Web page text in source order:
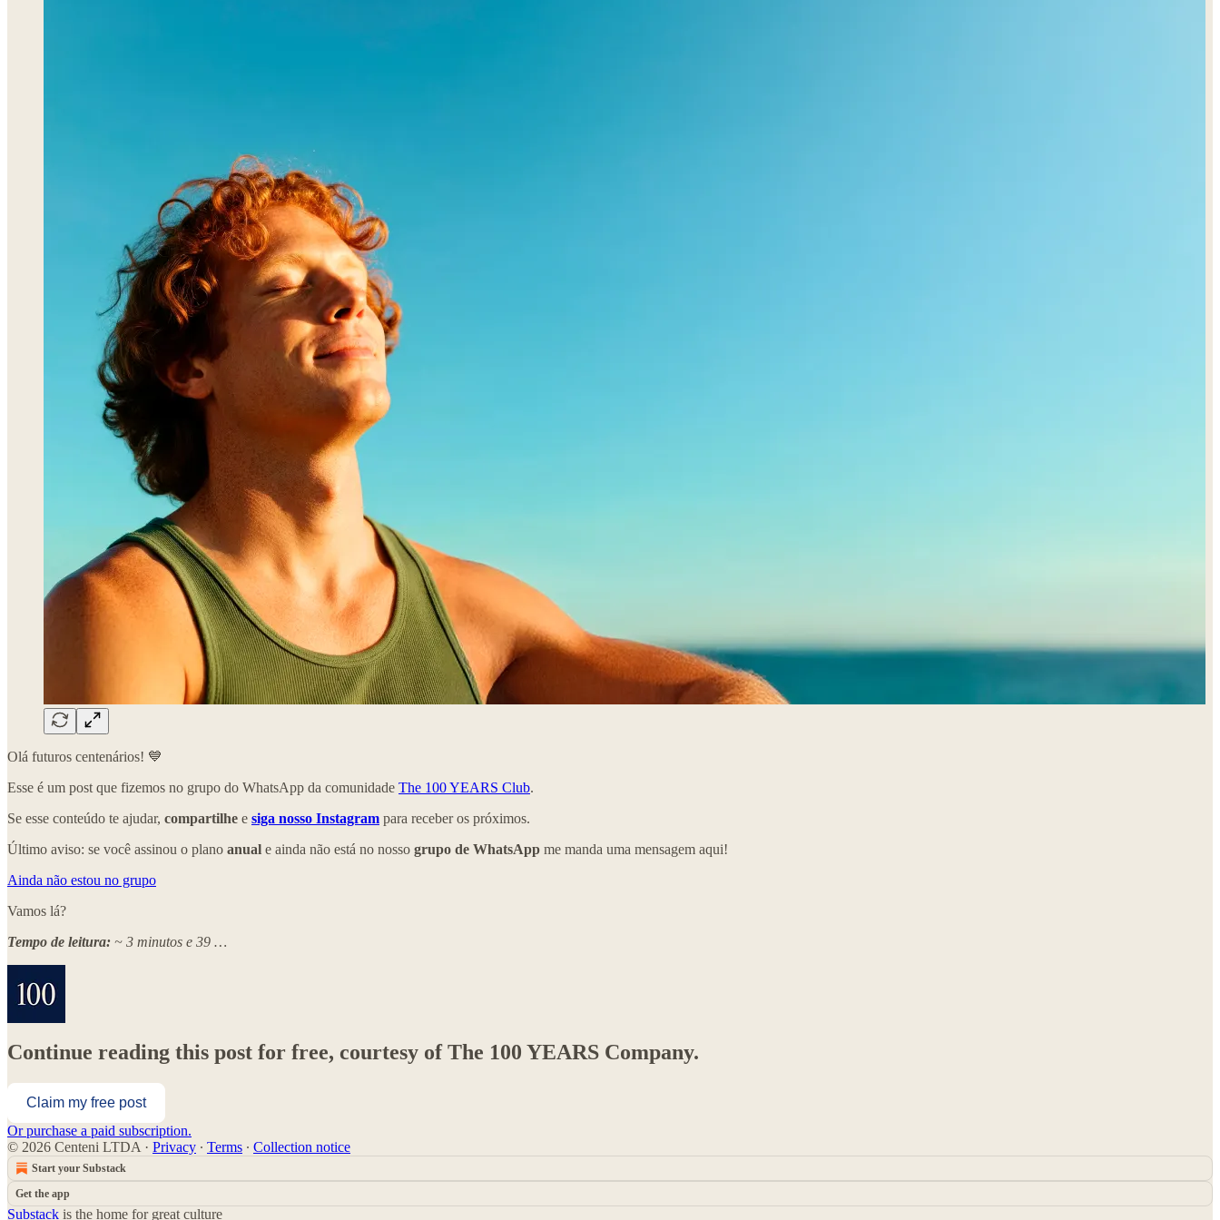
Olá futuros centenários! 💙
Esse é um post que fizemos no grupo do WhatsApp da comunidade The 100 YEARS Club.
Se esse conteúdo te ajudar, compartilhe e siga nosso Instagram para receber os próximos.
Último aviso: se você assinou o plano anual e ainda não está no nosso grupo de WhatsApp me manda uma mensagem aqui!
Ainda não estou no grupo
Vamos lá?
Tempo de leitura: ~ 3 minutos e 39 …
Continue reading this post for free, courtesy of The 100 YEARS Company.
Claim my free post
Or purchase a paid subscription.
© 2026 Centeni LTDA · Privacy ∙ Terms ∙ Collection notice
Start your Substack
Get the app
Substack is the home for great culture